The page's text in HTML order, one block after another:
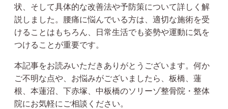
状、そして具体的な改善法や予防策について詳しく解
説しました。腰痛に悩んでいる方は、適切な施術を受
けることはもちろん、日常生活でも姿勢や運動に気を
つけることが重要です。
本記事をお読みいただきありがとうございます。何か
ご不明な点や、お悩みがございましたら、板橋、蓮
根、本蓮沼、下赤塚、中板橋のソリーゾ整骨院・整体
院にお気軽にご相談ください。